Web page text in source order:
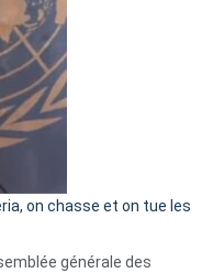
Tegnér
exulte
« Zemmour
a
tout
parle
ses
on chasse et on tue les
générale des